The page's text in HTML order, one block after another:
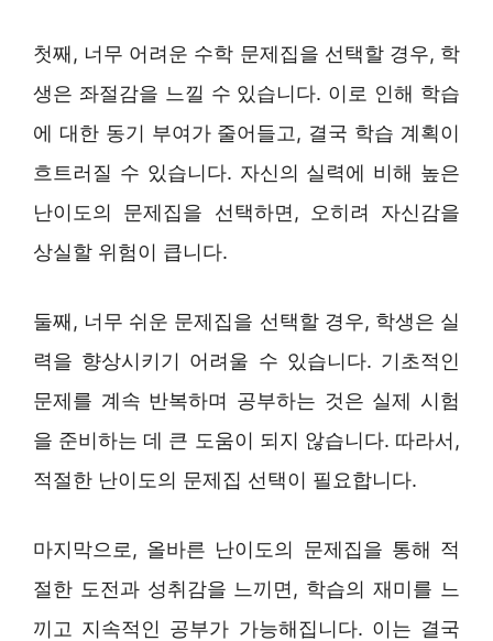
첫째, 너무 어려운 수학 문제집을 선택할 경우, 학
생은 좌절감을 느낄 수 있습니다. 이로 인해 학습
에 대한 동기 부여가 줄어들고, 결국 학습 계획이
흐트러질 수 있습니다. 자신의 실력에 비해 높은
난이도의 문제집을 선택하면, 오히려 자신감을
상실할 위험이 큽니다.
둘째, 너무 쉬운 문제집을 선택할 경우, 학생은 실
력을 향상시키기 어려울 수 있습니다. 기초적인
문제를 계속 반복하며 공부하는 것은 실제 시험
을 준비하는 데 큰 도움이 되지 않습니다. 따라서,
적절한 난이도의 문제집 선택이 필요합니다.
마지막으로, 올바른 난이도의 문제집을 통해 적
절한 도전과 성취감을 느끼면, 학습의 재미를 느
끼고 지속적인 공부가 가능해집니다. 이는 결국